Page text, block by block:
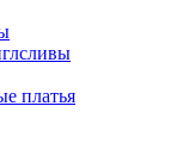
платья